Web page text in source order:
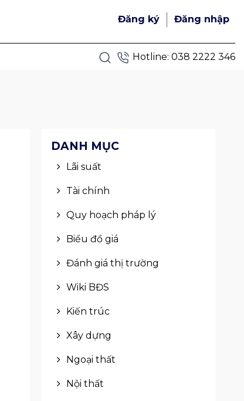
Đăng ký Đăng nhập
Hotline: 038 2222 346
DANH MỤC
Lãi suất
Tài chính
Quy hoạch pháp lý
Biểu đồ giá
Đánh giá thị trường
Wiki BĐS
Kiến trúc
Xây dựng
Ngoại thất
Nội thất